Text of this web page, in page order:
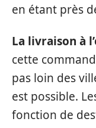
en étant près
La livraison à
cette
pas loin des
est possible.
fonction de